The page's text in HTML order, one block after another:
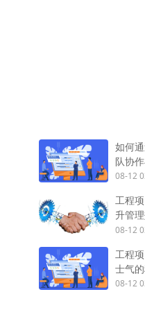
如何
队协
08-12
工程
升管
08-12
工程
士气
08-12